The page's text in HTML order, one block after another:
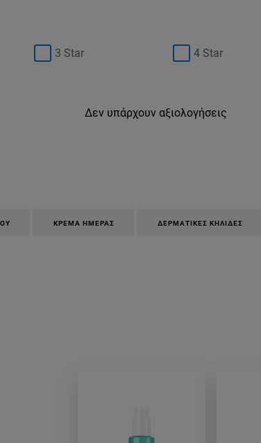
3 Star 4 Star
Δεν υπάρχουν αξιολογήσεις
ΚΡΈΜΑ ΗΜΈΡΑΣ ΔΕΡΜΑΤΙΚΈΣ ΚΗΛΊΔΕΣ